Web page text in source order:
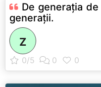
De generaţia
generaţii.
Z